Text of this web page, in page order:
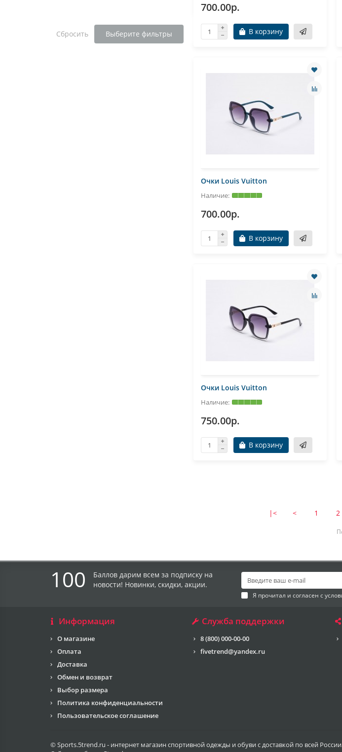
Сбросить Выберите фильтры
700.00р.
В корзину
Очки Louis Vuitton
700.00р.
В корзину
Очки Louis Vuitton
750.00р.
В корзину
|< < 1 2
100
Баллов дарим всем за подписку на
новости! Новинки, скидки, акции.
Я прочитал и согласен с
Информация
О магазине
Оплата
Доставка
Обмен и возврат
Выбор размера
Политика конфиденциальности
Пользовательское соглашение
Служба поддержки
8 (800) 000-00-00
fivetrend@yandex.ru
© Sports.5trend.ru - интернет магазин спортивной одежды и обуви с доставкой по всей